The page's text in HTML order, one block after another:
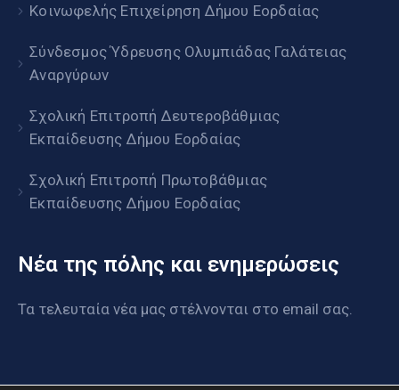
Κοινωφελής Επιχείρηση Δήμου Εορδαίας
Σύνδεσμος Ύδρευσης Ολυμπιάδας Γαλάτειας
Αναργύρων
Σχολική Επιτροπή Δευτεροβάθμιας
Εκπαίδευσης Δήμου Εορδαίας
Σχολική Επιτροπή Πρωτοβάθμιας
Εκπαίδευσης Δήμου Εορδαίας
Νέα της πόλης και ενημερώσεις
Τα τελευταία νέα μας στέλνονται στο email σας.